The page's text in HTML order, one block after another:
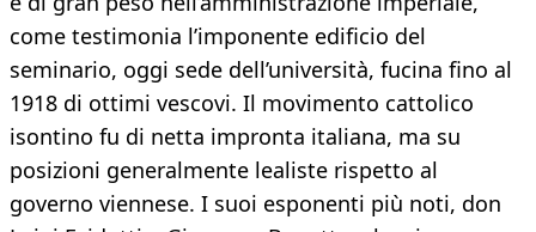
come testimonia l’imponente edificio del
seminario, oggi sede dell’università, fucina fino al
1918 di ottimi vescovi. Il movimento cattolico
isontino fu di netta impronta italiana, ma su
posizioni generalmente lealiste rispetto al
governo viennese. I suoi esponenti più noti, don